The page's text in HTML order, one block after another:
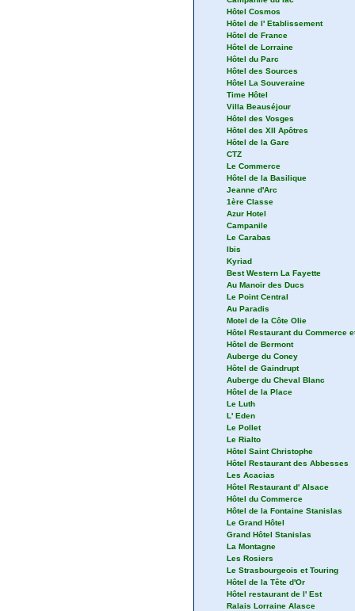
Hôtel Cosmos
Hôtel de l' Etablissement
Hôtel de France
Hôtel de Lorraine
Hôtel du Parc
Hôtel des Sources
Hôtel La Souveraine
Time Hôtel
Villa Beauséjour
Hôtel des Vosges
Hôtel des XII Apôtres
Hôtel de la Gare
CTZ
Le Commerce
Hôtel de la Basilique
Jeanne d'Arc
1ère Classe
Azur Hotel
Campanile
Le Carabas
Ibis
Kyriad
Best Western La Fayette
Au Manoir des Ducs
Le Point Central
Au Paradis
Motel de la Côte Olie
Hôtel Restaurant du Commerce
Hôtel de Bermont
Auberge du Coney
Hôtel de Gaindrupt
Auberge du Cheval Blanc
Hôtel de la Place
Le Luth
L' Eden
Le Pollet
Le Rialto
Hôtel Saint Christophe
Hôtel Restaurant des Abbesses
Les Acacias
Hôtel Restaurant d' Alsace
Hôtel du Commerce
Hôtel de la Fontaine Stanislas
Le Grand Hôtel
Grand Hôtel Stanislas
La Montagne
Les Rosiers
Le Strasbourgeois et Touring
Hôtel de la Tête d'Or
Hôtel restaurant de l' Est
Ralais Lorraine Alasce